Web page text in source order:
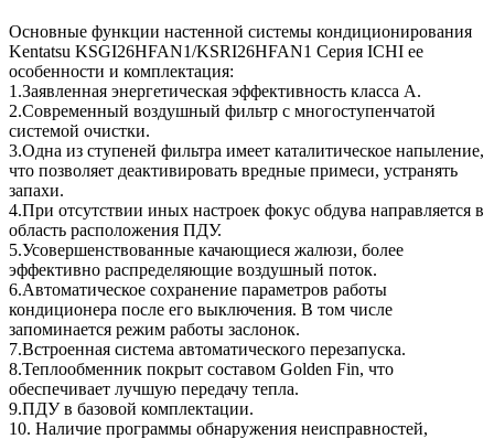
Основные функции настенной системы кондиционирования
Kentatsu KSGI26HFAN1/KSRI26HFAN1 Серия ICHI ее
особенности и комплектация:
1.Заявленная энергетическая эффективность класса A.
2.Современный воздушный фильтр с многоступенчатой
системой очистки.
3.Одна из ступеней фильтра имеет каталитическое напыление,
что позволяет деактивировать вредные примеси, устранять
запахи.
4.При отсутствии иных настроек фокус обдува направляется в
область расположения ПДУ.
5.Усовершенствованные качающиеся жалюзи, более
эффективно распределяющие воздушный поток.
6.Автоматическое сохранение параметров работы
кондиционера после его выключения. В том числе
запоминается режим работы заслонок.
7.Встроенная система автоматического перезапуска.
8.Теплообменник покрыт составом Golden Fin, что
обеспечивает лучшую передачу тепла.
9.ПДУ в базовой комплектации.
10. Наличие программы обнаружения неисправностей,